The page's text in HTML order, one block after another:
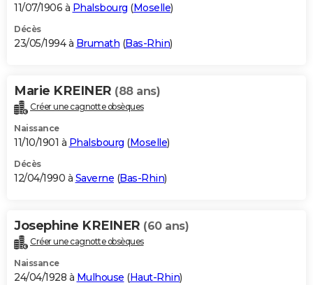
11/07/1906 à Phalsbourg (Moselle)
Décès
23/05/1994 à Brumath (Bas-Rhin)
Marie KREINER (88 ans)
Créer une cagnotte obsèques
Naissance
11/10/1901 à Phalsbourg (Moselle)
Décès
12/04/1990 à Saverne (Bas-Rhin)
Josephine KREINER (60 ans)
Créer une cagnotte obsèques
Naissance
24/04/1928 à Mulhouse (Haut-Rhin)